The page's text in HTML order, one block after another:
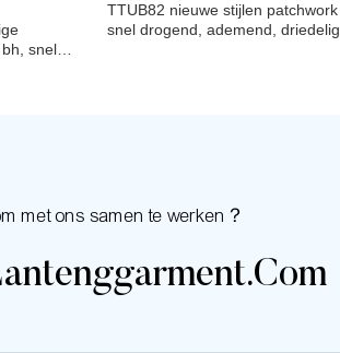
snel
TTUB82 nieuwe stijlen
snel drogend, ademend,
met ons samen te werken？